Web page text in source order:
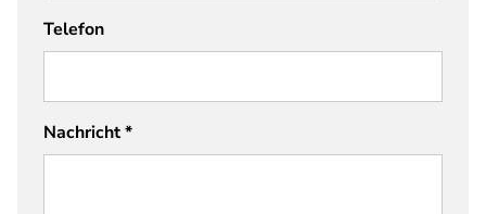
Telefon
Nachricht*